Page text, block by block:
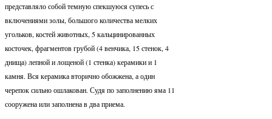
представляло собой темную спекшуюся супесь с
включениями золы, большого количества мелких
угольков, костей животных, 5 кальцинированных
косточек, фрагментов грубой (4 венчика, 15 стенок, 4
днища) лепной и лощеной (1 стенка) керамики и 1
камня. Вся керамика вторично обожжена, а один
черепок сильно ошлакован. Судя по заполнению яма 11
сооружена или заполнена в два приема.